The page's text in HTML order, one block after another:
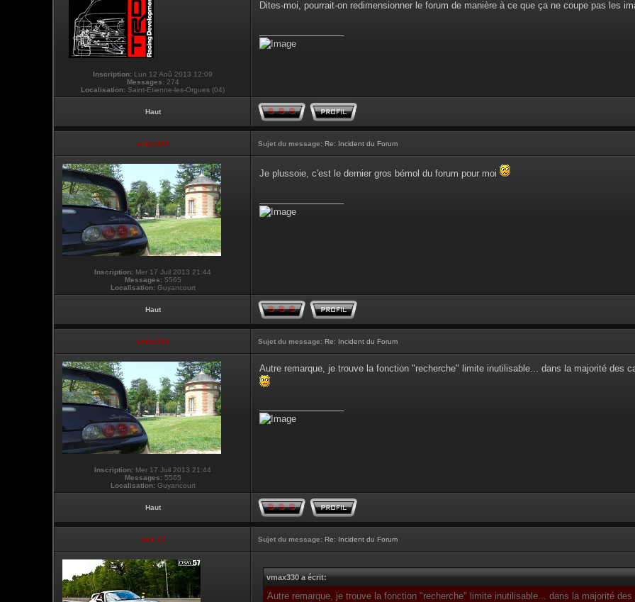
Inscription: Lun 12 Aoû 2013 12:09
Messages:274
Localisation: Saint-Etienne-les-Orgues (04)
Dites-moi, pourrait-on redimensionner le forum de manière à ce que ça ne coupe pas les
Haut
vmax330 Sujet du message: Re: Incident du Forum
Inscription: Mer 17 Juil 2013 21:44
Messages:5565
Localisation:Guyancourt
Je plussoie, c'est le dernier gros bémol du forum pour moi
Haut
vmax330 Sujet du message: Re: Incident du Forum
Inscription: Mer 17 Juil 2013 21:44
Messages:5565
Localisation:Guyancourt
Autre remarque, je trouve la fonction "recherche" limite inutilisable... dans la majorité des
Haut
touti-17 Sujet du message: Re: Incident du Forum
vmax330 a écrit:
Autre remarque, je trouve la fonction "recherche" limite inutilisable... dans la majorité